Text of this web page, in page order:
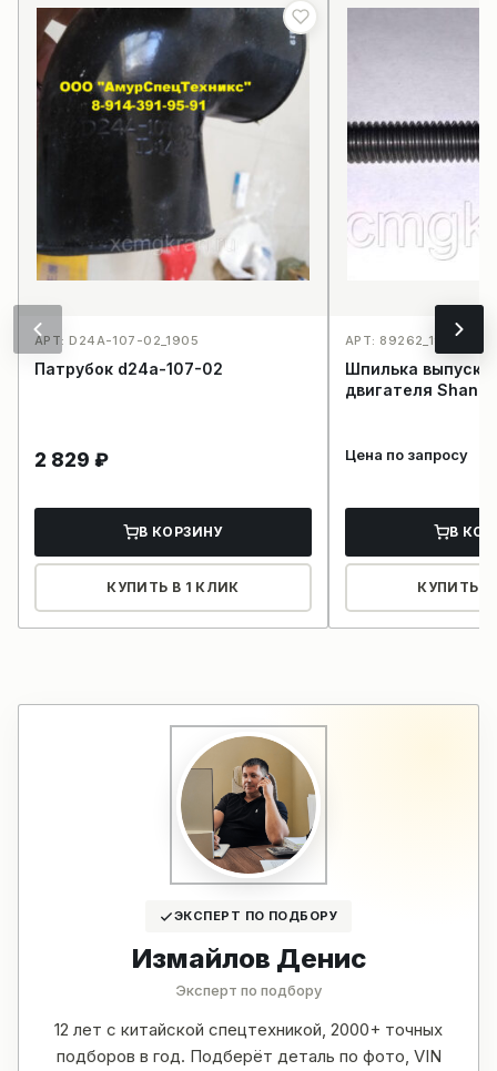
АРТ: D24A-107-02_1905
Патрубок d24a-107-02
2 829 ₽
В КОРЗИНУ
КУПИТЬ В 1 КЛИК
АРТ: 89262_1922
Шпилька
двигателя
Цена по запросу
В
КУПИТЬ В
ЭКСПЕРТ ПО ПОДБОРУ
Измайлов Денис
Эксперт по подбору
12 лет с китайской спецтехникой, 2000+ точных
подборов в год. Подберёт деталь по фото, VIN